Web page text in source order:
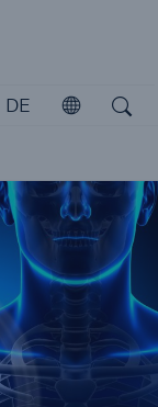
DE Öffnen